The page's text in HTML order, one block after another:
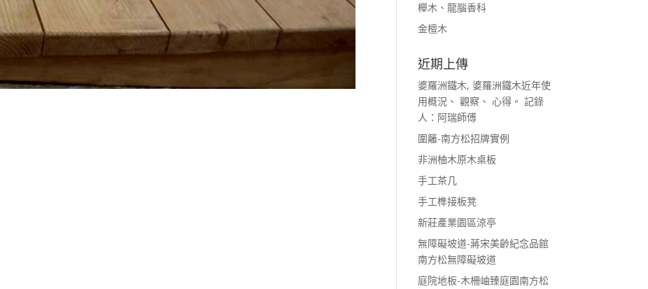
櫸木、龍腦香科
金檀木
近期上傳
婆羅洲鐵木, 婆羅洲鐵木近年使
用概況、 觀察、 心得。 記錄
人：阿瑞師傅
圍籬-南方松招牌實例
非洲柚木原木桌板
手工茶几
手工榫接板凳
新莊產業園區涼亭
無障礙坡道-蔣宋美齡紀念品館
南方松無障礙坡道
庭院地板-木柵岫臻庭園南方松